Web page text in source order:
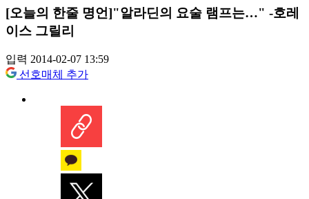
[오늘의 한줄 명언]"알라딘의 요술 램프는…" -호레
이스 그릴리
입력 2014-02-07 13:59
선호매체 추가